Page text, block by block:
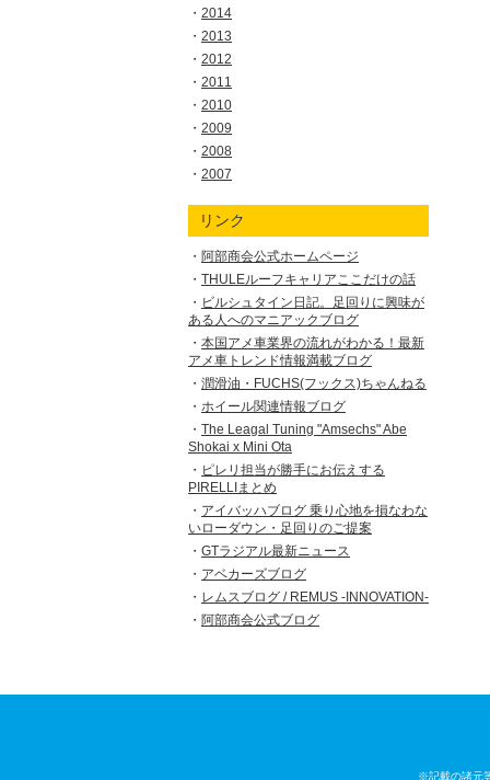
2014
2013
2012
2011
2010
2009
2008
2007
リンク
阿部商会公式ホームページ
THULEルーフキャリアここだけの話
ビルシュタイン日記。足回りに興味が
ある人へのマニアックブログ
本国アメ車業界の流れがわかる！最新
アメ車トレンド情報満載ブログ
潤滑油・FUCHS(フックス)ちゃんねる
ホイール関連情報ブログ
The Leagal Tuning "Amsechs" Abe
Shokai x Mini Ota
ピレリ担当が勝手にお伝えする
PIRELLIまとめ
アイバッハブログ 乗り心地を損なわな
いローダウン・足回りのご提案
GTラジアル最新ニュース
アベカーズブログ
レムスブログ / REMUS -INNOVATION-
阿部商会公式ブログ
※記載の諸元